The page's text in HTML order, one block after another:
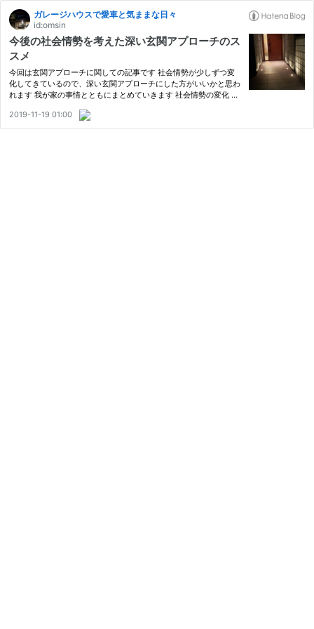
ガレージハウスで愛車と気ままな日々
id:omsin
今後の社会情勢を考えた深い玄関アプローチのス
スメ
今回は玄関アプローチに関しての記事です 社会情勢が少しずつ変
化してきているので、深い玄関アプローチにした方がいいかと思わ
れます 我が家の事情とともにまとめていきます 社会情勢の変化 置
2019-11-19 01:00